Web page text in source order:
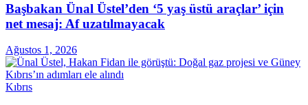
Başbakan Ünal Üstel’den ‘5 yaş üstü araçlar’ için
net mesaj: Af uzatılmayacak
Ağustos 1, 2026
Kıbrıs